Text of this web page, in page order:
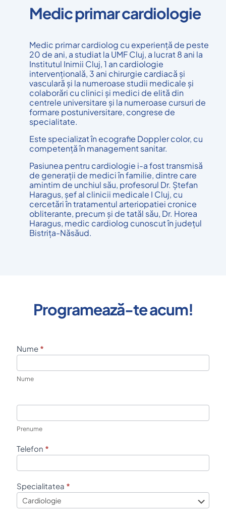
Medic primar cardiologie
Medic primar cardiolog cu experiență de peste
20 de ani, a studiat la UMF Cluj, a lucrat 8 ani la
Institutul Inimii Cluj, 1 an cardiologie
intervențională, 3 ani chirurgie cardiacă și
vasculară și la numeroase studii medicale și
colaborări cu clinici și medici de elită din
centrele universitare și la numeroase cursuri de
formare postuniversitare, congrese de
specialitate.
Este specializat în ecografie Doppler color, cu
competență în management sanitar.
Pasiunea pentru cardiologie i-a fost transmisă
de generații de medici în familie, dintre care
amintim de unchiul său, profesorul Dr. Ștefan
Haragus, șef al clinicii medicale I Cluj, cu
cercetări în tratamentul arteriopatiei cronice
obliterante, precum și de tatăl său, Dr. Horea
Haragus, medic cardiolog cunoscut în județul
Bistrița-Năsăud.
Programează-te acum!
P
r
g
m
r
Nume *
Nume
Prenume
Telefon *
Specialitatea *